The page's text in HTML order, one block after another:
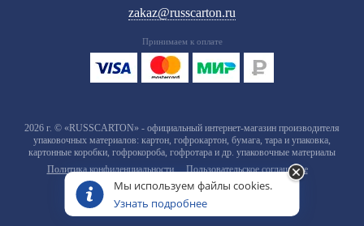
zakaz@russcarton.ru
Принимаем к оплате
2026 г. © «RUSSCARTON» - официальный интернет-магазин производителя
упаковочных материалов: картон, гофрокартон, бумага, тара и упаковка,
картонные коробки, гофрокороба, гофротара и др. упаковочные материалы
Политика конфиденциальности
Пользовательское соглашение
Мы используем файлы cookies.
Узнать подробнее